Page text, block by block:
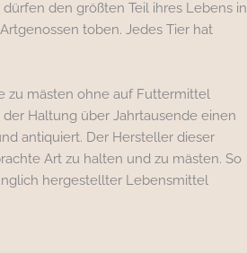
den größten Teil ihres Lebens in
toben. Jedes Tier hat
zu mästen ohne auf Futtermittel
Haltung über Jahrtausende einen
antiquiert. Der Hersteller dieser
Art zu halten und zu mästen. So
hergestellter Lebensmittel